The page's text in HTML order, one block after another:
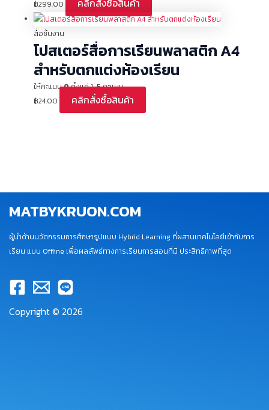
฿299.00
สื่อชิ้นงาน
โปสเตอร์สื่อการเรียนพลาสติก A4
สำหรับตกแต่งห้องเรียน
ให้คะแนน0ตั้งแต่ 1-5 คะแนน
฿24.00 คลิกสั่งซื้อสินค้า
MATBYKRUON.COM
ผู้นำด้านนวัตกรรมการศึกษารูปแบบ Hybrid Learning ที่ผสานเทคโนโลยีเข้ากับการ
เรียน แบบ Offline เพื่อผลลัพธ์ทางการเรียนการสอนที่มี ประสิทธิภาพที่สุด
Copyright © 2026